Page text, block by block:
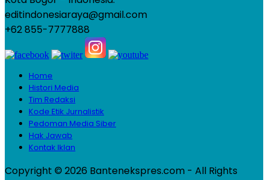
editindonesiaraya@gmail.com
+62 855-7777888
Home
Histori Media
Tim Redaksi
Kode Etik Jurnalistik
Pedoman Media Siber
Hak Jawab
Kontak Iklan
Copyright © 2026 Bantenekspres.com - All Rights